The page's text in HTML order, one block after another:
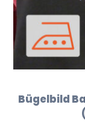
Bügelbild